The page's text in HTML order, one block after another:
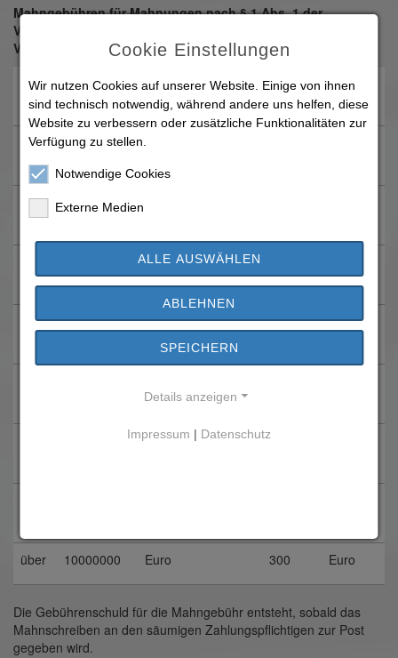
Mahngebühren für Mahnungen nach § 1 Abs. 1 der
Vollstreckungskostenordnung zum Hessischen
Verwaltungsvollstreckungsgesetz:
Bis
zu
250 Euro einschließlich 6 Euro
bis
zu
500 Euro einschließlich
bis
zu
1000
Euro einschließlich
bis
10000 Euro einschließlich 30 Euro
Euro einschließlich 100
über 10000000 Euro 300 Euro
Die Gebührenschuld für die Mahngebühr entsteht, sobald das
Mahnschreiben an den säumigen Zahlungspflichtigen zur Post
gegeben wird.
Cookie Einstellungen
Wir nutzen Cookies auf unserer Website. Einige von ihnen
sind technisch notwendig, während andere uns helfen, diese
Website zu verbessern oder zusätzliche Funktionalitäten zur
Verfügung zu stellen.
Notwendige Cookies
Externe Medien
ALLE AUSWÄHLEN
ABLEHNEN
SPEICHERN
Details anzeigen
Impressum | Datenschutz